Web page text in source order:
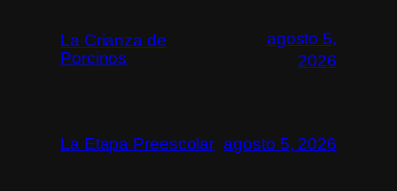
La Crianza de
Porcinos
agosto 5,
2026
La Etapa Preescolar agosto 5, 2026